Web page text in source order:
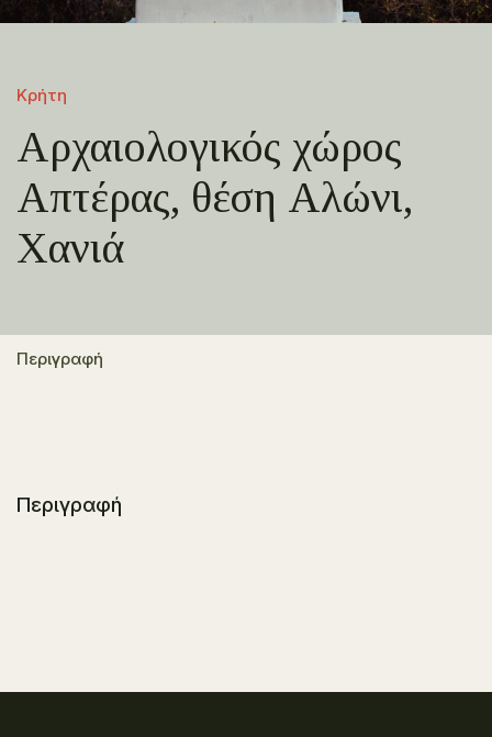
Κρήτη
Αρχαιολογικός χώρος
Απτέρας, θέση Αλώνι,
Χανιά
Περιγραφή
Περιγραφή